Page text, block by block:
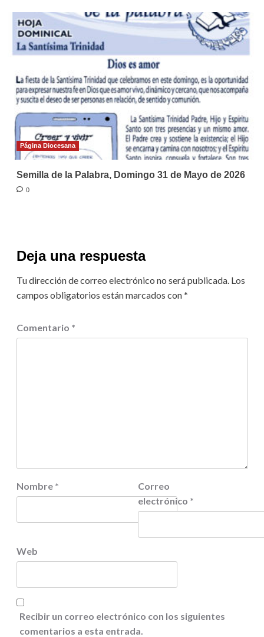
Página Diocesana
Semilla de la Palabra, Domingo 31 de Mayo de 2026
0
Deja una respuesta
Tu dirección de correo electrónico no será publicada. Los
campos obligatorios están marcados con*
Comentario *
Nombre *
Correo
electrónico *
Web
Recibir un correo electrónico con los siguientes
comentarios a esta entrada.